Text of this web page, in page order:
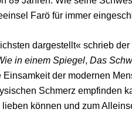
Farö für immer
dargestellt« schrieb der
in einem Spiegel, Das
der modernen
Schmerz empfinden
können und zum